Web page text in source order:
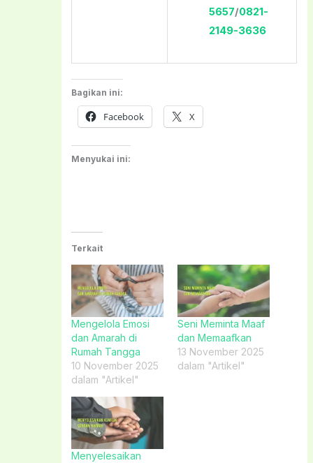
5657/0821-
2149-3636
Bagikan ini:
Facebook X
Menyukai ini:
Terkait
Mengelola Emosi
dan Amarah di
Rumah Tangga
10 November 2025
dalam "Artikel"
Seni Meminta Maaf
dan Memaafkan
13 November 2025
dalam "Artikel"
Menyelesaikan